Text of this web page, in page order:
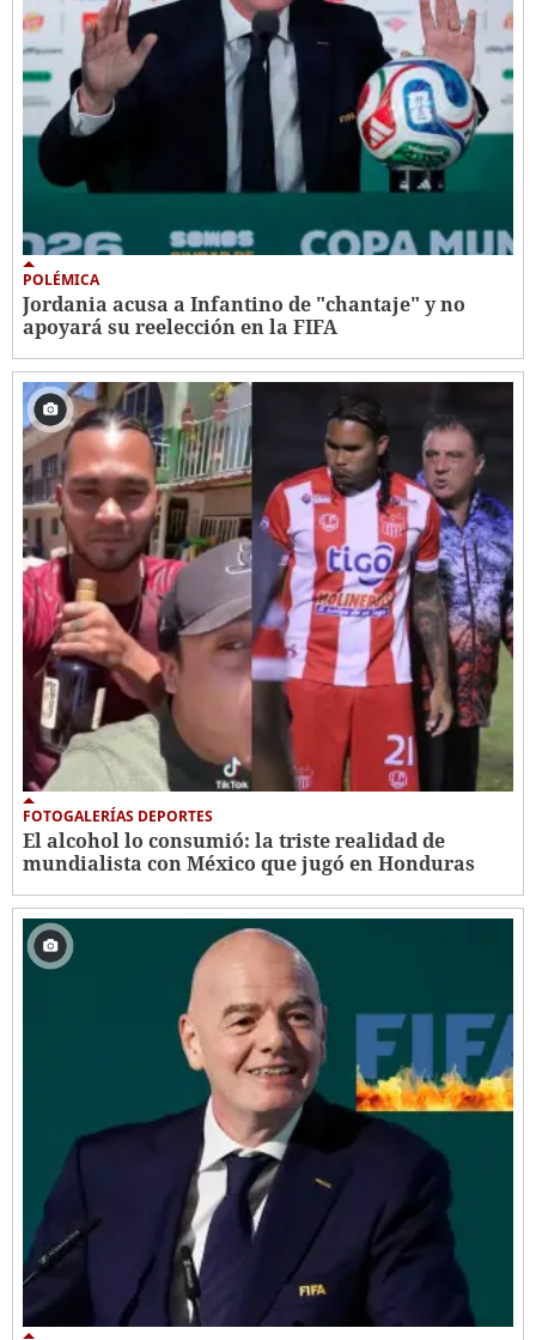
POLÉMICA
Jordania acusa a Infantino de "chantaje" y no
apoyará su reelección en la FIFA
FOTOGALERÍAS DEPORTES
El alcohol lo consumió: la triste realidad de
mundialista con México que jugó en Honduras